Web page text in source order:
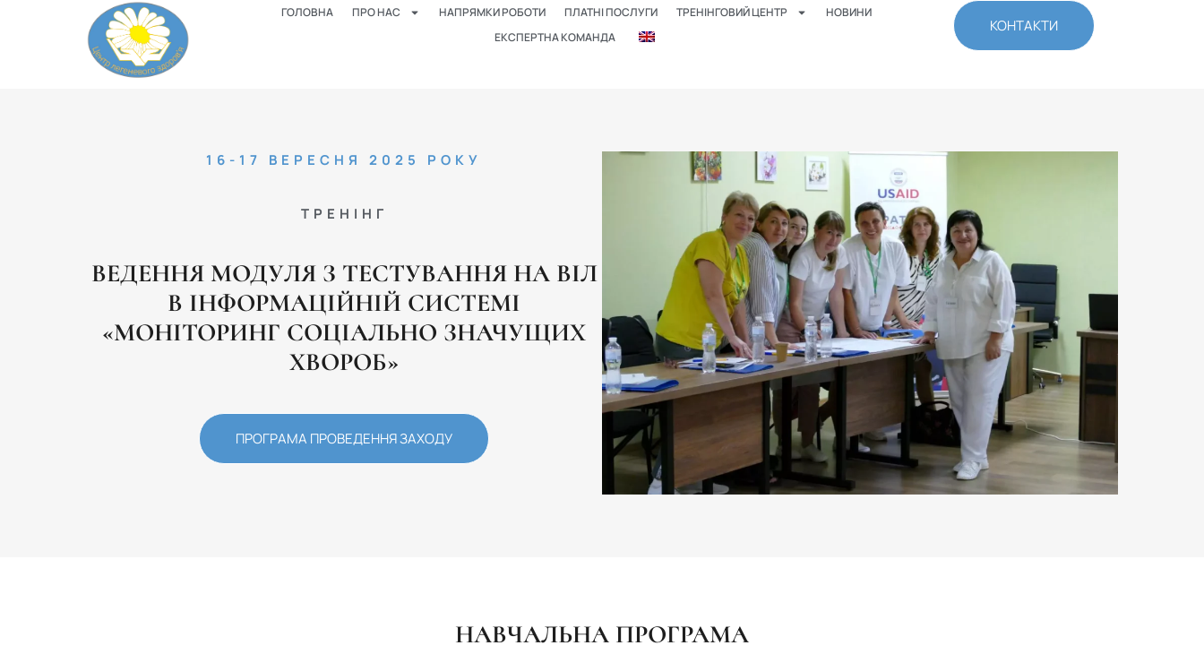
ГОЛОВНА ПРО НАС НАПРЯМКИ РОБОТИ ПЛАТНІ ПОСЛУГИ ТРЕНІНГОВИЙ ЦЕНТР
НОВИНИ
ЕКСПЕРТНА КОМАНДА
КОНТАКТИ
16-17 ВЕРЕСНЯ 2025 РОКУ
ТРЕНІНГ
ВЕДЕННЯ МОДУЛЯ З ТЕСТУВАННЯ НА ВІЛ
В ІНФОРМАЦІЙНІЙ СИСТЕМІ
«МОНІТОРИНГ СОЦІАЛЬНО ЗНАЧУЩИХ
ХВОРОБ»
ПРОГРАМА ПРОВЕДЕННЯ ЗАХОДУ
НАВЧАЛЬНА ПРОГРАМА